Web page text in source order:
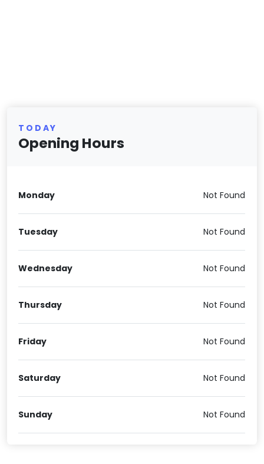
TODAY
Opening Hours
Monday Not Found
Tuesday Not Found
Wednesday Not Found
Thursday Not Found
Friday Not Found
Saturday Not Found
Sunday Not Found